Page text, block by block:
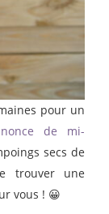
pour un
de mi-
secs de
trouver une
vous ! 😀